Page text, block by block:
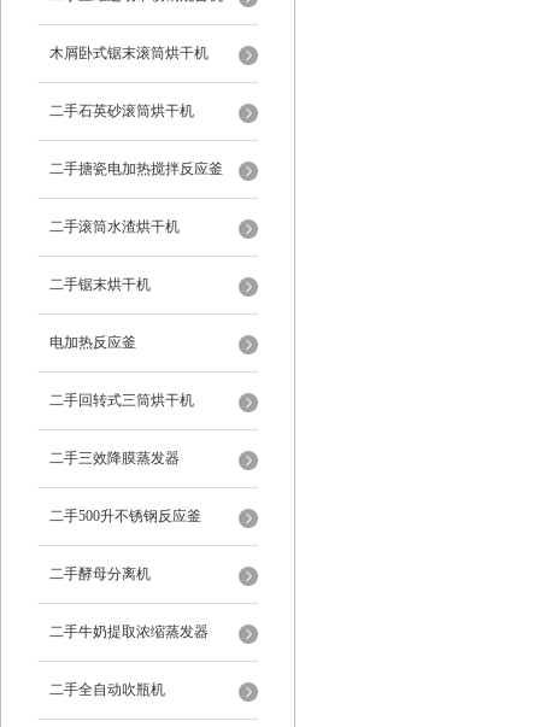
木屑卧式锯末滚筒烘干机
二手石英砂滚筒烘干机
二手搪瓷电加热搅拌反应釜
二手滚筒水渣烘干机
二手锯末烘干机
电加热反应釜
二手回转式三筒烘干机
二手三效降膜蒸发器
二手500升不锈钢反应釜
二手酵母分离机
二手牛奶提取浓缩蒸发器
二手全自动吹瓶机